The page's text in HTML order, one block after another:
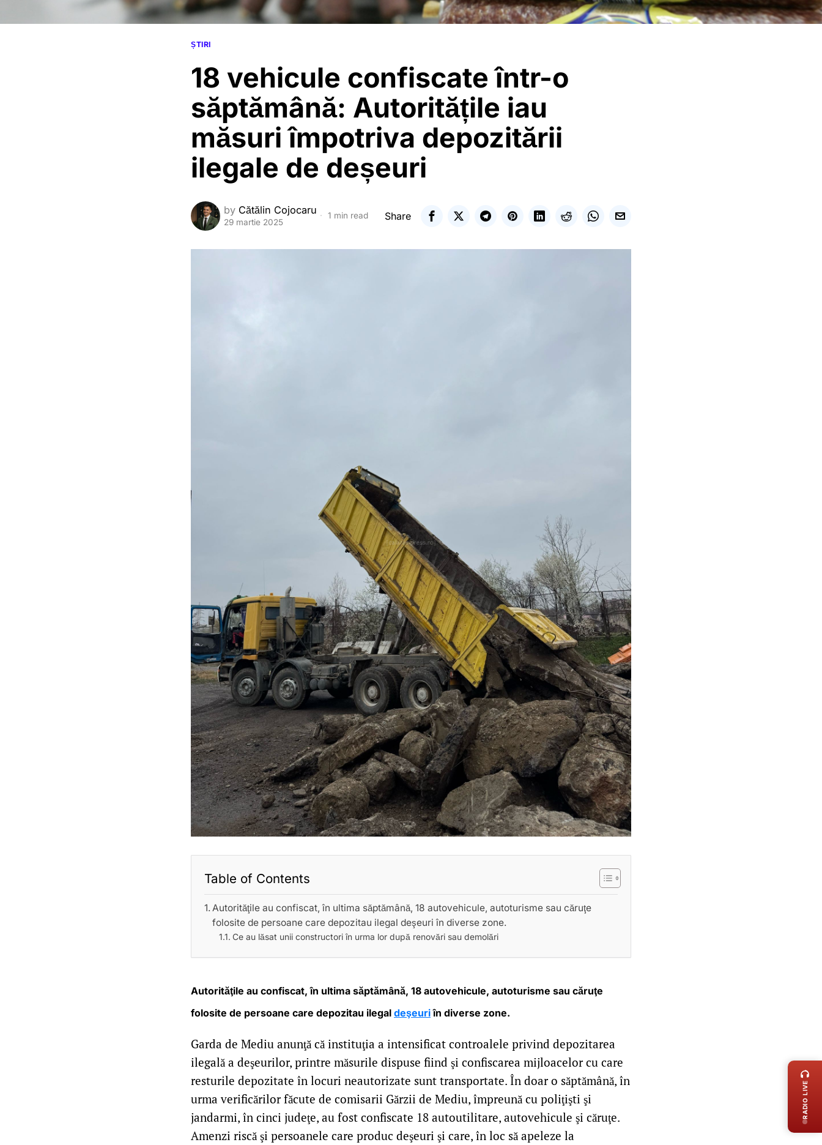
ȘTIRI
18 vehicule confiscate într-o
săptămână: Autoritățile iau
măsuri împotriva depozitării
ilegale de deșeuri
by Cătălin Cojocaru
29 martie 2025
1 min read Share
Table of Contents
Autorităţile au confiscat, în ultima săptămână, 18 autovehicule, autoturisme sau căruţe
folosite de persoane care depozitau ilegal deşeuri în diverse zone.
Ce au lăsat unii constructori în urma lor după renovări sau demolări
Autorităţile au confiscat, în ultima săptămână, 18 autovehicule, autoturisme sau căruţe
folosite de persoane care depozitau ilegal deşeuriîn diverse zone.
Garda de Mediu anunţă că instituţia a intensificat controalele privind depozitarea
ilegală a deşeurilor, printre măsurile dispuse fiind şi confiscarea mijloacelor cu care
resturile depozitate în locuri neautorizate sunt transportate. În doar o săptămână, în
urma verificărilor făcute de comisarii Gărzii de Mediu, împreună cu poliţişti şi
jandarmi, în cinci judeţe, au fost confiscate 18 autoutilitare, autovehicule şi căruţe.
Amenzi riscă şi persoanele care produc deşeuri şi care, în loc să apeleze la
RADIO LIVE